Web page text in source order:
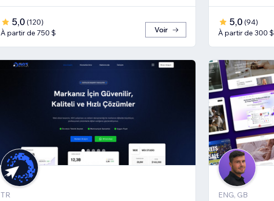
5,0 (120)
À partir de 750 $
Voir
5,0 (94)
À partir de 300 $
TR
ENG, GB